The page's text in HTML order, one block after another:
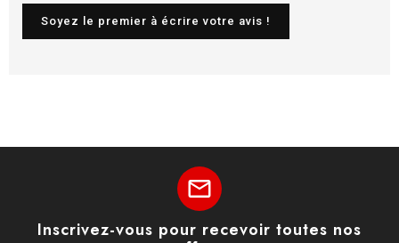
Soyez le premier à écrire votre avis !
mail
Inscrivez-vous pour recevoir toutes nos